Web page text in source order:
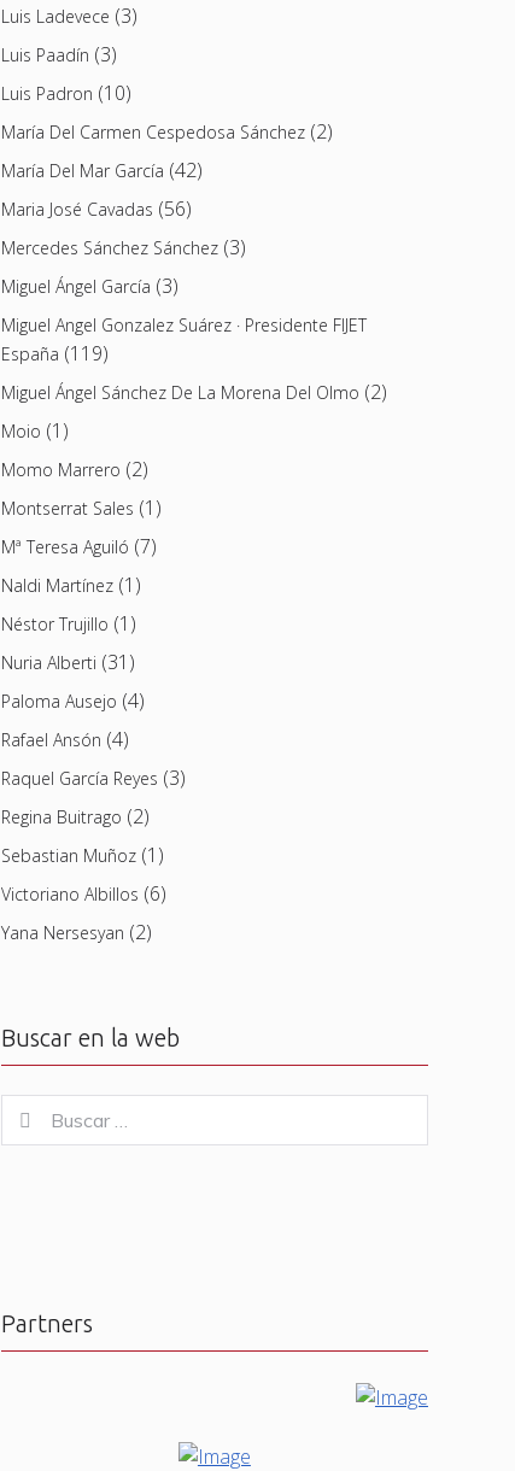
Luis Ladevece (3)
Luis Paadín (3)
Luis Padron (10)
María Del Carmen Cespedosa Sánchez(2)
María Del Mar García (42)
Maria José Cavadas (56)
Mercedes Sánchez Sánchez(3)
Miguel Ángel García (3)
Miguel Angel Gonzalez Suárez · Presidente FIJET
España (119)
Miguel Ángel Sánchez De La Morena Del Olmo (2)
Moio (1)
Momo Marrero (2)
Montserrat Sales (1)
Mª Teresa Aguiló (7)
Naldi Martínez(1)
Néstor Trujillo (1)
Nuria Alberti (31)
Paloma Ausejo (4)
Rafael Ansón (4)
Raquel García Reyes (3)
Regina Buitrago (2)
Sebastian Muñoz(1)
Victoriano Albillos (6)
Yana Nersesyan (2)
Buscar en la web
for:
Buscar
Partners